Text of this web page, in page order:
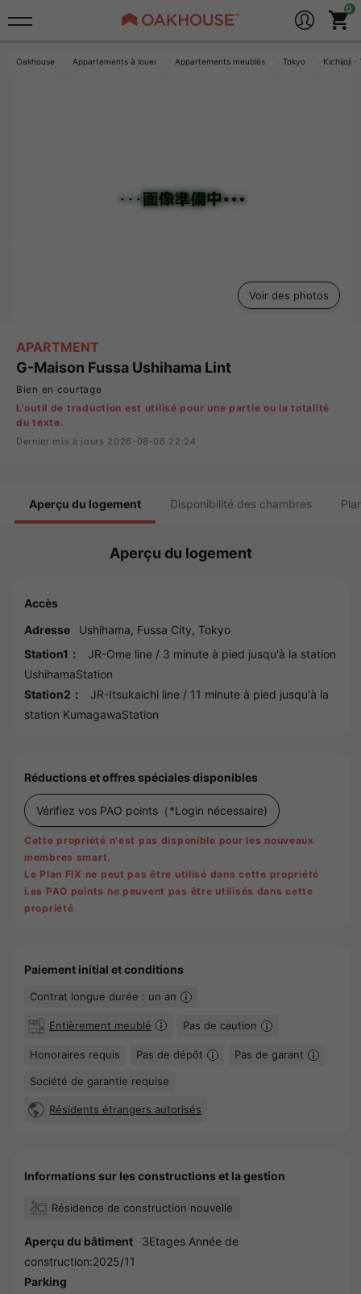
Oakhouse Appartements à louer Appartements meublés Tokyo Kichijoji
Voir des photos
APARTMENT
G-Maison Fussa Ushihama Lint
Bien en courtage
L'outil de traduction est utilisé pour une partie ou la totalité
du texte.
Dernier mis à jours 2026-08-06 22:24
Aperçu du logement Disponibilité des chambres
Aperçu du logement
Accès
Adresse
Ushihama, Fussa City, Tokyo
Station1：
JR-Ome line / 3 minute à pied jusqu'à la station
UshihamaStation
Station2：
JR-Itsukaichi line / 11 minute à pied jusqu'à la
station KumagawaStation
Réductions et offres spéciales disponibles
Vérifiez vos PAO points （*Login nécessaire)
Cette propriété n'est pas disponible pour les nouveaux
membres smart.
Le Plan FIX ne peut pas être utilisé dans cette propriété
Les PAO points ne peuvent pas être utilisés dans cette
propriété
Paiement initial et conditions
Contrat longue durée : un an
Entièrement meublé Pas de caution
Honoraires requis Pas de dépôt Pas de garant
Société de garantie requise
Résidents étrangers autorisés
Informations sur les constructions et la gestion
Résidence de construction nouvelle
Aperçu du bâtiment
3Etages Année de
construction:2025/11
Parking